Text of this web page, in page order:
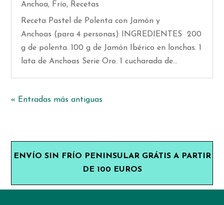
Anchoa, Frío, Recetas
Receta Pastel de Polenta con Jamón y
Anchoas (para 4 personas) INGREDIENTES 200
g de polenta. 100 g de Jamón Ibérico en lonchas. 1
lata de Anchoas Serie Oro. 1 cucharada de...
« Entradas más antiguas
ENVÍO SIN FRÍO PENINSULAR GRÁTIS A PARTIR
DE 100 EUROS